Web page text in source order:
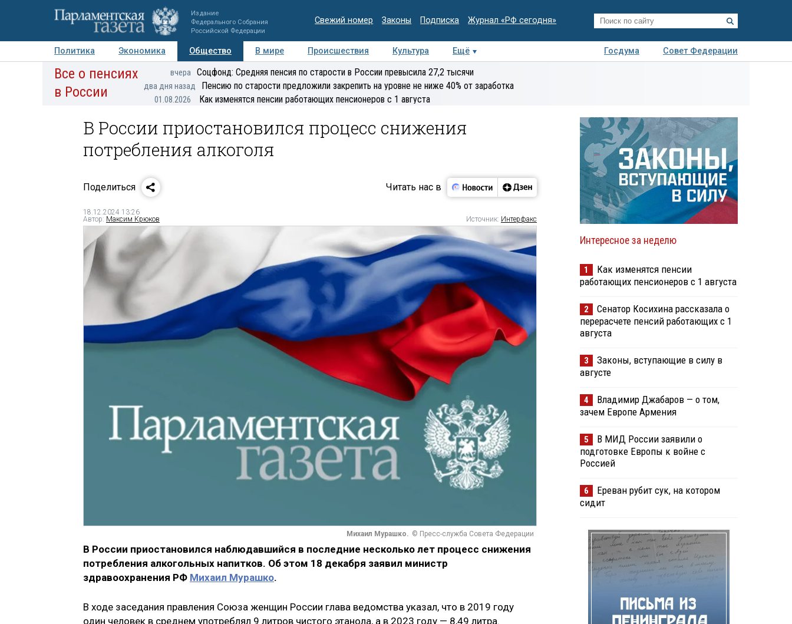
Издание
Федерального Собрания
Российской Федерации
Свежий номер Законы Подписка Журнал «РФ сегодня»
Политика Экономика Общество В мире Происшествия Культура Ещё Госдума
Совет Федерации
Авторы Персоны Мнения Регионы Медиацентр Интервью Колумнисты
экспертиза
Все о пенсиях
в России
вчера Соцфонд: Средняя пенсия по старости в России превысила 27,2 тысячи
два дня назад Пенсию по старости предложили закрепить на уровне не ниже 40% от заработка
01.08.2026 Как изменятся пенсии работающих пенсионеров с 1 августа
В России приостановился процесс снижения
потребления алкоголя
Поделиться Читать нас в
18.12.2024 13:26
Автор: Максим Крюков Источник: Интерфакс
Михаил Мурашко. © Пресс-служба Совета Федерации
В России приостановился наблюдавшийся в последние несколько лет процесс снижения
потребления алкогольных напитков. Об этом 18 декабря заявил министр
здравоохранения РФ Михаил Мурашко.
В ходе заседания правления Союза женщин России глава ведомства указал, что в 2019 году
один человек в среднем употреблял 9 литров чистого этанола, а в 2023 году — 8,49 литра.
Интересное за неделю
1
Как изменятся пенсии
работающих пенсионеров с 1 августа
2
Сенатор Косихина рассказала о
перерасчете пенсий работающих с 1
августа
3
Законы, вступающие в силу в
августе
4
Владимир Джабаров — о том,
зачем Европе Армения
5
В МИД России заявили о
подготовке Европы к войне с
Россией
6
Ереван рубит сук, на котором
сидит